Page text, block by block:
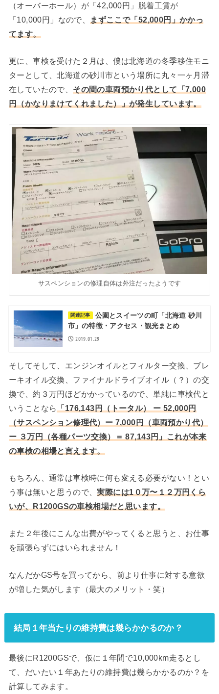
（オーバーホール）が「42,000円」脱着工賃が
「10,000円」なので、
まずここで「52,000円」かかっ
てます。
更に、車検を受けた２月は、僕は北海道の冬季移住モニ
ターとして、北海道の砂川市という場所に丸々一ヶ月滞
在していたので、 その間の車両預かり代として「7,000
円（かなりまけてくれました）」が発生しています。
サスペンションの修理自体は外注だったようです
関連記事
公園とスイーツの町「北海道 砂川
市」の特徴・アクセス・観光まとめ
2019.01.29
そしてそして、エンジンオイルとフィルター交換、ブレ
ーキオイル交換、ファイナルドライブオイル（？）の交
換で、約３万円ほどかかっているので、単純に車検代と
いうことなら
「176,143円（トータル） ー 52,000円
（サスペンション修理代）ー 7,000円（車両預かり代）
ー ３万円（各種パーツ交換）＝ 87,143円」これが本来
の車検の相場と言えます。
もちろん、通常は車検時に何も変える必要がない！とい
う事は無いと思うので、実際には1０万〜１２万円くら
いが、R1200GSの車検相場だと思います。
また２年後にこんな出費がやってくると思うと、お仕事
を頑張らずにはいられません！
なんだかGS号を買ってから、前より仕事に対する意欲
が増した気がします（最大のメリット・笑）
結局１年当たりの維持費は幾らかかるのか？
最後にR1200GSで、仮に１年間で10,000km走るとし
て、だいたい１年あたりの維持費は幾らかかるのか？を
計算してみます。